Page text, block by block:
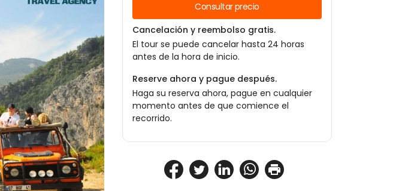
Consultar precio
Cancelación y reembolso gratis.
El tour se puede cancelar hasta 24 horas
antes de la hora de inicio.
Reserve ahora y pague después.
Haga su reserva ahora, pague en cualquier
momento antes de que comience el
recorrido.